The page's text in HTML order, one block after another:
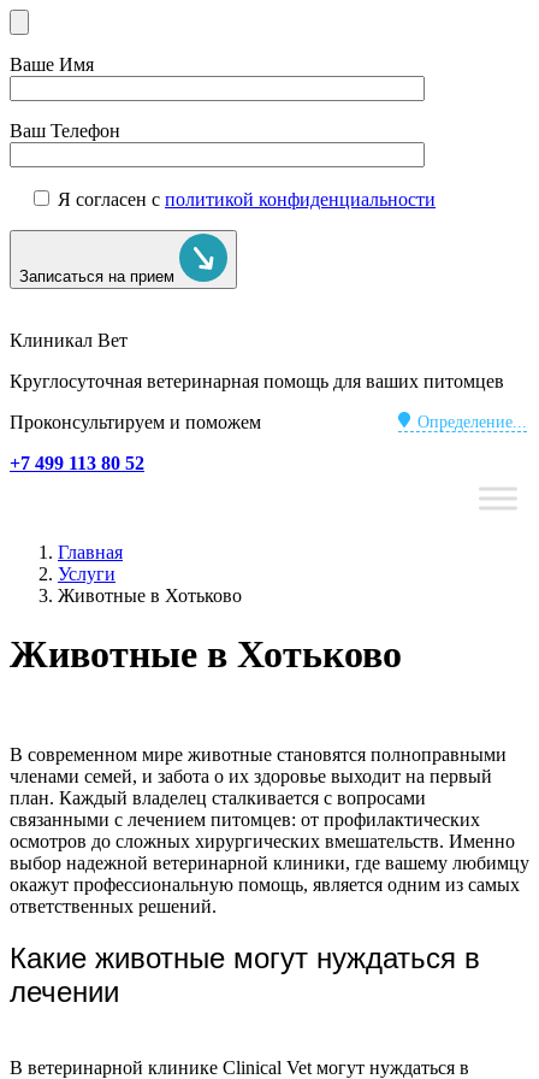
Ваше Имя
Ваш Телефон
Я согласен с политикой конфиденциальности
Записаться на прием
Клиникал Вет
Круглосуточная ветеринарная помощь для ваших питомцев
Определение...
Проконсультируем и поможем
+7 499 113 80 52
Главная
Услуги
Животные в Хотьково
Животные в Хотьково
В современном мире животные становятся полноправными
членами семей, и забота о их здоровье выходит на первый
план. Каждый владелец сталкивается с вопросами
связанными с лечением питомцев: от профилактических
осмотров до сложных хирургических вмешательств. Именно
выбор надежной ветеринарной клиники, где вашему любимцу
окажут профессиональную помощь, является одним из самых
ответственных решений.
Какие животные могут нуждаться в
лечении
В ветеринарной клинике Clinical Vet могут нуждаться в